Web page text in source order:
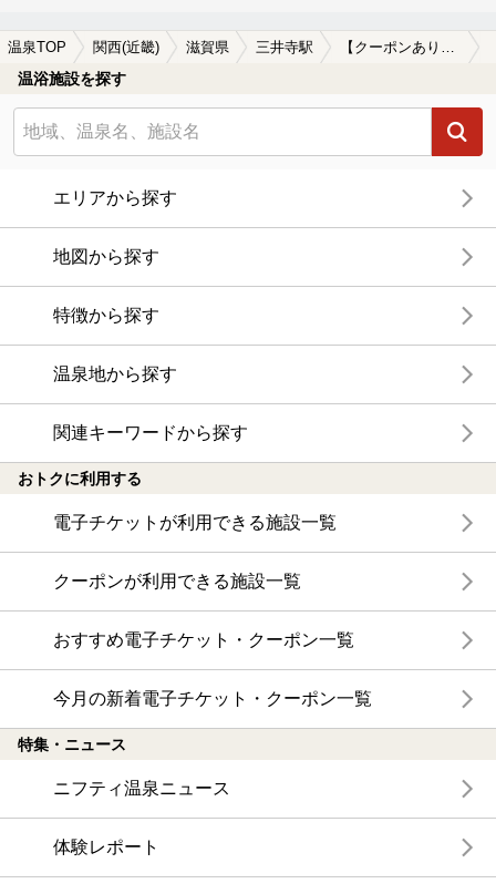
温泉TOP 関西(近畿) 滋賀県 三井寺駅
温浴施設を探す
エリアから探す
地図から探す
特徴から探す
温泉地から探す
関連キーワードから探す
おトクに利用する
電子チケットが利用できる施設一覧
クーポンが利用できる施設一覧
おすすめ電子チケット・クーポン一覧
今月の新着電子チケット・クーポン一覧
特集・ニュース
ニフティ温泉ニュース
体験レポート